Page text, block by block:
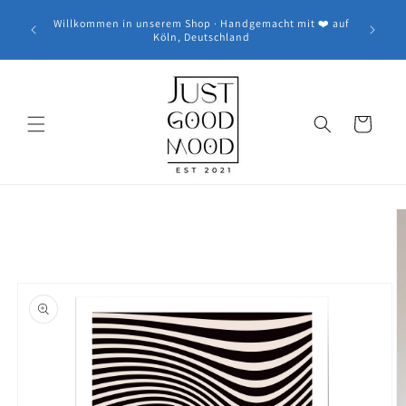
content
❤️ auf
🚚 Kostenloser DHL Versand ab 39€ · Lieferzeit in 1-3
Werktage · 30 Tage Rückgaberecht | 🕘 Heute bis 23:00
Uhr bestellen · 📦 Versand morgen mit DHL
Cart